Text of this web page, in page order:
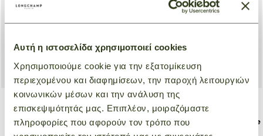
Αυτή η ιστοσελίδα χρησιμοποιεί cookies
Χρησιμοποιούμε cookie για την εξατομίκευση
περιεχομένου και διαφημίσεων, την παροχή λειτουργιών
κοινωνικών μέσων και την ανάλυση της
επισκεψιμότητάς μας. Επιπλέον, μοιραζόμαστε
πληροφορίες που αφορούν τον τρόπο που
Headband Catch The
Parisian Wave
Headband Origami Le Pliage